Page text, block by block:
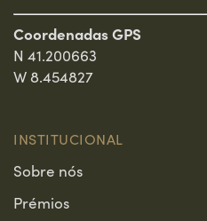
Coordenadas GPS
N 41.200663
W 8.454827
INSTITUCIONAL
Sobre nós
Prémios